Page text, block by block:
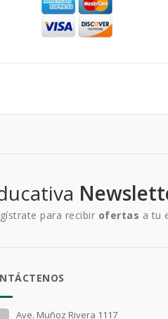
para recibir ofertas a tu
Ave. Muñoz Rivera 1117